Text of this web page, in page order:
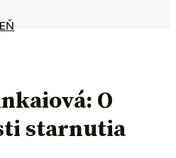
O
starnutia